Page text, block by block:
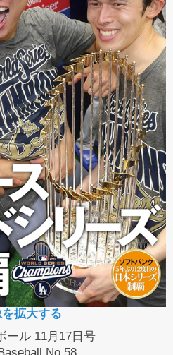
拡大する
ール 11月17日号
No.58